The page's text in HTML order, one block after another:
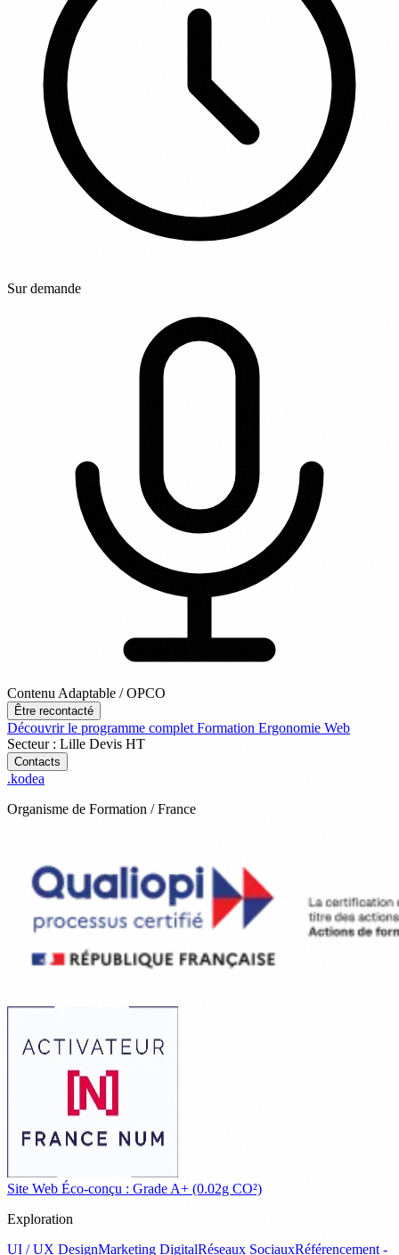
Sur demande
Contenu Adaptable / OPCO
Être recontacté
Découvrir le programme complet Formation Ergonomie Web
Secteur : Lille Devis HT
Contacts
.kodea
Organisme de Formation / France
Site Web Éco-conçu : Grade A+ (0.02g CO²)
Exploration
UI / UX DesignMarketing DigitalRéseaux SociauxRéférencement -